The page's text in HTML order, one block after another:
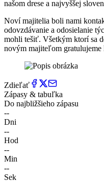
našom drese a najvyššej
Noví majitelia boli nami
odovzdávanie a odosielanie
mohli tešiť. Všetkým ktorí sa
novým majiteľom
Zdieľať
Zápasy & tabuľka
Do najbližšieho zápasu
--
Dni
--
Hod
--
Min
--
Sek